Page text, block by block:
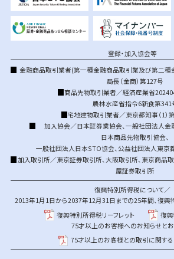
登録・加入協会等
金融商品取引業者(第一種金融商品取引業及び第二
局長（金商）第127号
商品先物取引業者／経済産業省
農林水産省指令6新食第341
宅地建物取引業者／東京都知事（1）
加入協会／日本証券業協会、 一般社団法人金
日本商品先物取引協会、
一般社団法人日本STO協会、 公益社団法人東京
加入取引所／東京証券取引所、大阪取引所、 東京商品
屋証券取引所
復興特別所得税について／
2013年1月1日から2037年12月31日までの25年間、復興
復興特別所得税リーフレット
復
75才以上のお客様へのお知らせと
75才以上のお客様との取引に関する